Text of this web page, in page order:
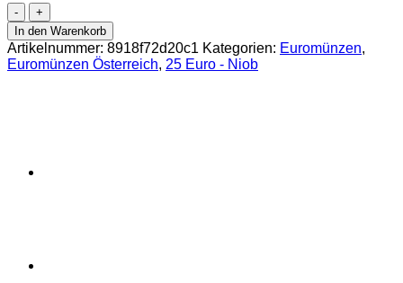
25
Euro
2014,
**Evolution**
mit
Menge
In den Warenkorb
Artikelnummer: 8918f72d20c1 Kategorien: Euromünzen,
Euromünzen Österreich, 25 Euro - Niob